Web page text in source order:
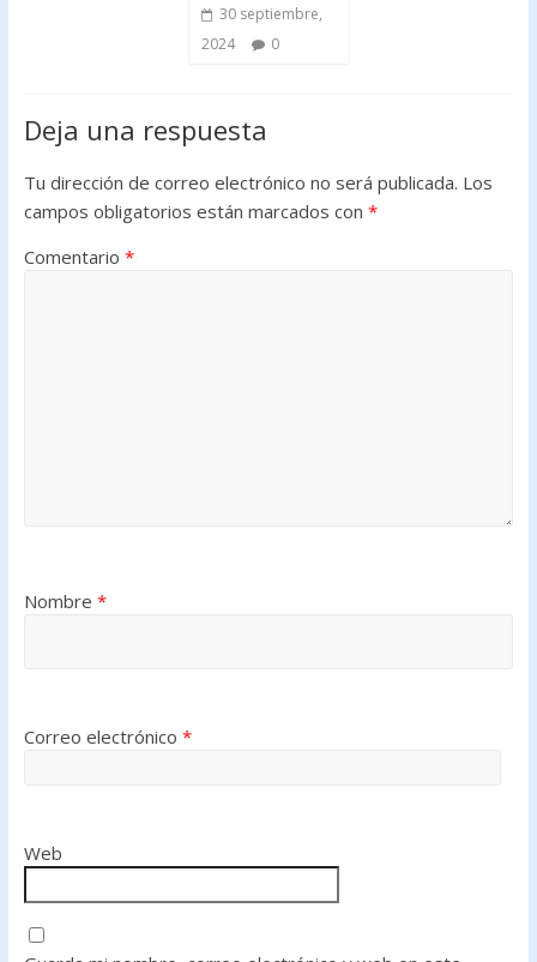
30 septiembre,
2024
0
Deja una respuesta
Tu dirección de correo electrónico no será publicada. Los
campos obligatorios están marcados con *
Comentario *
Nombre *
Correo electrónico *
Web